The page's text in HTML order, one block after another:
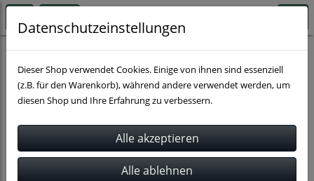
Schnellkupplungen
Datenschutzeinstellungen
Dieser Shop verwendet Cookies. Einige von ihnen sind essenziell
(z.B. für den Warenkorb), während andere verwendet werden, um
diesen Shop und Ihre Erfahrung zu verbessern.